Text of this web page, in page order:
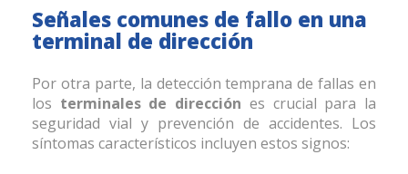
Señales comunes de fallo en una
terminal de dirección
Por otra parte, la detección temprana de fallas en
los terminales de dirección es crucial para la
seguridad vial y prevención de accidentes. Los
síntomas característicos incluyen estos signos: